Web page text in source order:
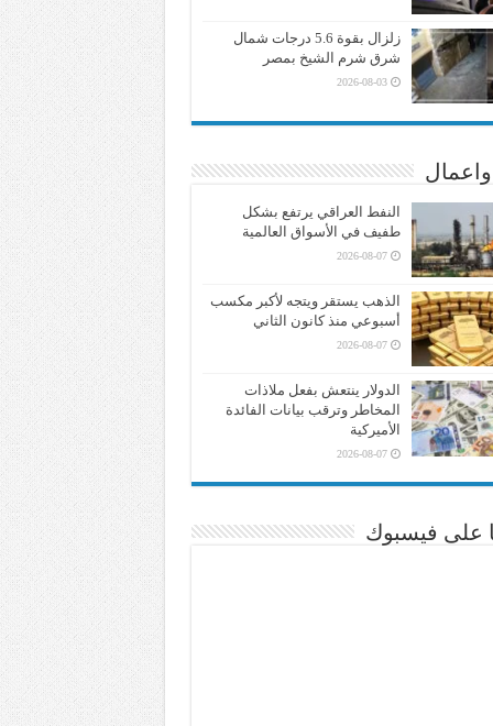
زلزال بقوة 5.6 درجات شمال
شرق شرم الشيخ بمصر
2026-08-03
النفط العراقي يرتفع بشكل
طفيف في الأسواق العالمية
2026-08-07
الذهب يستقر ويتجه لأكبر مكسب
أسبوعي منذ كانون الثاني
2026-08-07
الدولار ينتعش بفعل ملاذات
المخاطر وترقب بيانات الفائدة
الأميركية
2026-08-07
على فيسبوك